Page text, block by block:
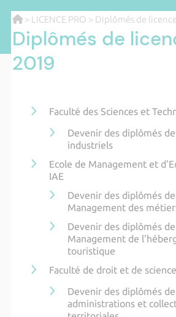
> LICENCE PRO > Diplômés de
Diplômés de
2019
Faculté des Sciences et
Devenir des diplômés
industriels
Ecole de Management et
IAE
Devenir des diplômés de
Management des
Devenir des diplômés de
Management de
touristique
Faculté de droit et de
Devenir des diplômés
administrations et